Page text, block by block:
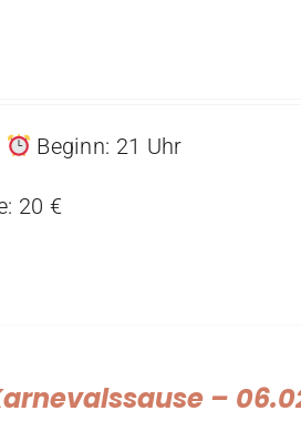
Beginn: 21 Uhr
20 €
–